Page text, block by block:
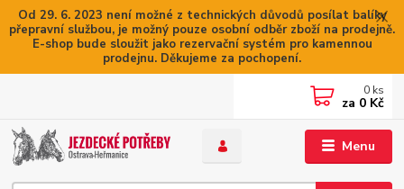
Od 29. 6. 2023 není možné z technických důvodů posílat balíky
přepravní službou, je možný pouze osobní odběr zboží na prodejně.
E-shop bude sloužit jako rezervační systém pro kamennou
prodejnu. Děkujeme za pochopení.
Menu
0 ks
za 0 Kč